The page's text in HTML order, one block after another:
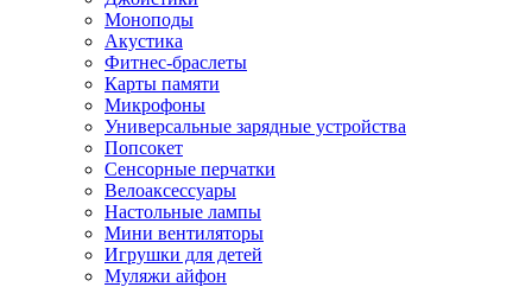
Моноподы
Акустика
Фитнес-браслеты
Карты памяти
Микрофоны
Универсальные зарядные устройства
Попсокет
Сенсорные перчатки
Велоаксессуары
Настольные лампы
Мини вентиляторы
Игрушки для детей
Муляжи айфон